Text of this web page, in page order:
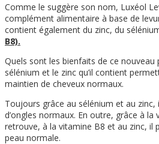
Comme le suggère son nom, Luxéol
complément alimentaire à base de
contient également du zinc, du
B8).
Quels sont les bienfaits de ce nouveau
sélénium et le zinc qu’il contient
maintien de cheveux normaux.
Toujours grâce au sélénium et au
d’ongles normaux. En outre, grâce à la
retrouve, à la vitamine B8 et au zinc, il
peau normale.